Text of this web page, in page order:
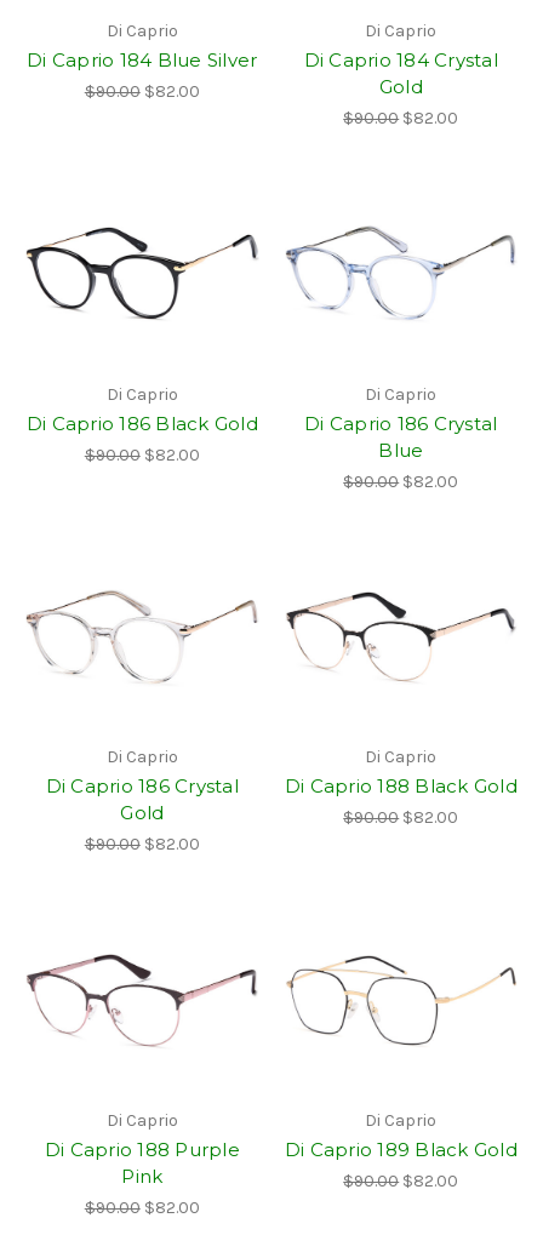
Di Caprio
Di Caprio 184 Blue Silver
$90.00 $82.00
Di Caprio
Di Caprio 184 Crystal
Gold
$90.00 $82.00
Di Caprio
Di Caprio 186 Black Gold
$90.00 $82.00
Di Caprio
Di Caprio 186 Crystal
Blue
$90.00 $82.00
Di Caprio
Di Caprio 186 Crystal
Gold
$90.00 $82.00
Di Caprio
Di Caprio 188 Black Gold
$90.00 $82.00
Di Caprio
Di Caprio 188 Purple
Pink
$90.00 $82.00
Di Caprio
Di Caprio 189 Black Gold
$90.00 $82.00